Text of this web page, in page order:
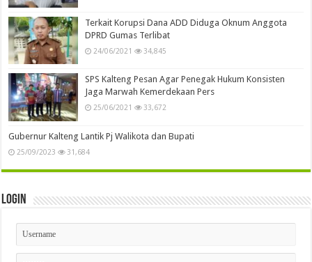
Terkait Korupsi Dana ADD Diduga Oknum Anggota
DPRD Gumas Terlibat
24/06/2021 34,845
SPS Kalteng Pesan Agar Penegak Hukum Konsisten
Jaga Marwah Kemerdekaan Pers
25/06/2021 33,672
Gubernur Kalteng Lantik Pj Walikota dan Bupati
25/09/2023 31,684
Login